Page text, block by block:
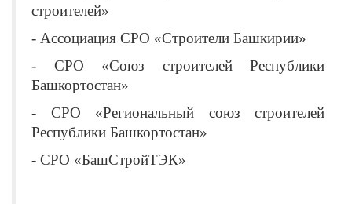
строителей»
- Ассоциация СРО «Строители Башкирии»
- СРО «Союз строителей Республики
Башкортостан»
- СРО «Региональный союз строителей
Республики Башкортостан»
- СРО «БашСтройТЭК»